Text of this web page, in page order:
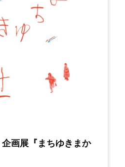
画展『まちゆきまか